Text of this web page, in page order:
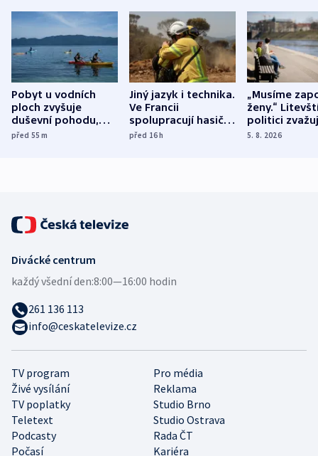
Pobyt u vodních
ploch zvyšuje
duševní pohodu,
ukázala
před 55m
Jiný jazyk i technika.
Ve Francii
spolupracují hasiči z
různých zemí
před 16h
„Musíme
ženy.“
politici
dohodu o
5. 8. 2026
TV program
Pro média
Živé vysílání
Reklama
TV poplatky
Studio Brno
Teletext
Studio Ostrava
Podcasty
Rada ČT
Počasí
Kariéra
Divácké centrum
každý všední den:8:00—16:00 hodin
261 136 113
info@ceskatelevize.cz